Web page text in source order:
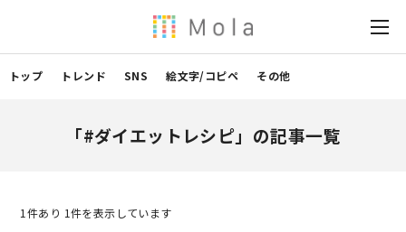
トップ トレンド SNS 絵文字/コピペ その他
「#ダイエットレシピ」の記事一覧
1 件あり 1件を表示しています